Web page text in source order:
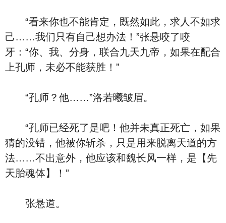
“看来你也不能肯定，既然如此，求人不如求
己……我们只有自己想办法！”张悬咬了咬
牙：“你、我、分身，联合九天九帝，如果在配合
上孔师，未必不能获胜！”
“孔师？他……”洛若曦皱眉。
“孔师已经死了是吧！他并未真正死亡，如果
猜的没错，他被你斩杀，只是用来脱离天道的方
法……不出意外，他应该和魏长风一样，是【先
天胎魂体】！”
张悬道。